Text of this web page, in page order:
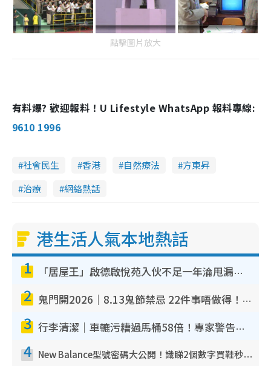
點擊圖片放大
有料爆? 歡迎報料！U Lifestyle WhatsApp 報料專線:
9610 1996
社會民生 香港 自然療法
方東昇
治療
網絡熱話
港生活人氣本地熱話
1 「居屋王」啟德啟悅苑入伙不足一年淪甩漏之王！插頭噴火花致大停電 多戶業主全屋家電報銷
2 鬼門開2026｜8.13鬼節禁忌 22件事唔做得！燒肉、刺身要少食？半夜勿吹口哨/打呢個電話
3 行李清潔｜車轆污糟過馬桶58倍！專家警告忌用酒精抹 教1招免污手除菌
4 New Balance型號密碼大公開！識睇2個數字買鞋秒知功能免中伏 附5大熱門鞋款